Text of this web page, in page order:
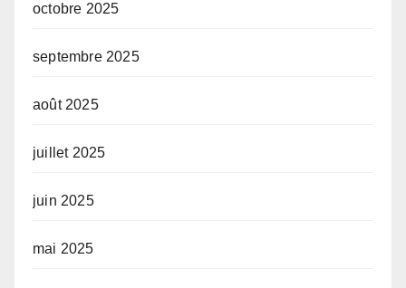
octobre 2025
septembre 2025
août 2025
juillet 2025
juin 2025
mai 2025